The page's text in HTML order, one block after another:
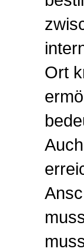
Ort